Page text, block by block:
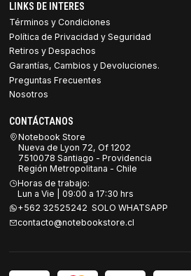
LINKS DE INTERES
Términos y Condiciones
Política de Privacidad y Seguridad
Retiros y Despachos
Garantías, Cambios y Devoluciones.
Preguntas Frecuentes
Nosotros
CONTÁCTANOS
Notebook Store
Nueva de Lyon 72, Of 1202
7510078 Santiago - Providencia
Región Metropolitana - Chile
Horas de trabajo:
Lun a Vie | 09:00 a 17:30 hrs
+562 32525242 SOLO WHATSAPP
contacto@notebookstore.cl